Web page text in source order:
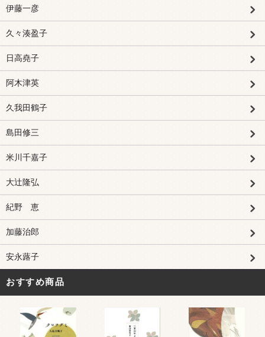
伊藤一彦
久々湊盈子
日高堯子
阿木津英
久我田鶴子
島田修三
米川千嘉子
大辻隆弘
紀野 恵
加藤治郎
安永蕗子
おすすめ商品